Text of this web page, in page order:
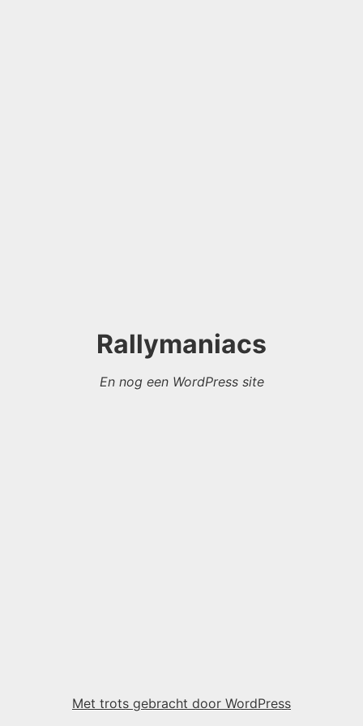
Rallymaniacs
En nog een WordPress site
Met trots gebracht door WordPress